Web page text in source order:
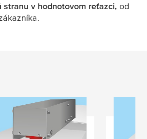
stranu v hodnotovom reťazci, od